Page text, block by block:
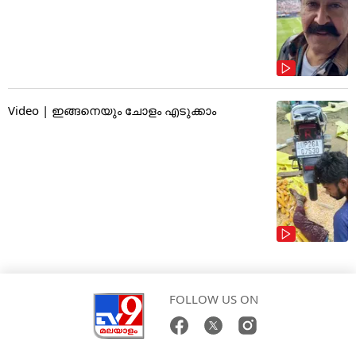
Video | ഇങ്ങനെയും ചോളം എടുക്കാം
FOLLOW US ON